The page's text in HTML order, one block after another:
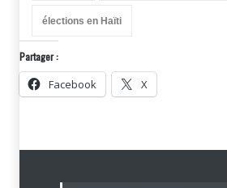
élections en Haïti
Partager :
Facebook X